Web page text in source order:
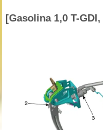
[Gasolina 1,0 T-